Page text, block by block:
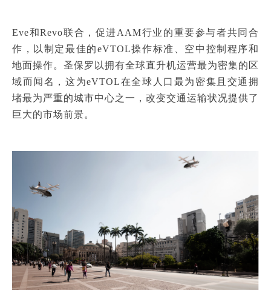
Eve和Revo联合，促进AAM行业的重要参与者共同合
作，以制定最佳的eVTOL操作标准、空中控制程序和
地面操作。 圣保罗以拥有全球直升机运营最为密集的区
域而闻名，这为eVTOL在全球人口最为密集且交通拥
堵最为严重的城市中心之一，改变交通运输状况提供了
巨大的市场前景。